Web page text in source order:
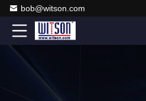
bob@witson.com